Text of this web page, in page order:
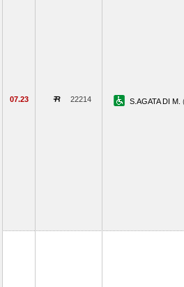
07.23 22214 S.AGATA DI M.